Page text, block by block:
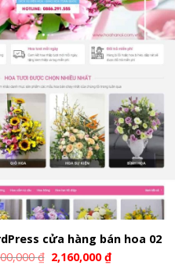
cửa hàng bán hoa 02
₫ 2,160,000₫